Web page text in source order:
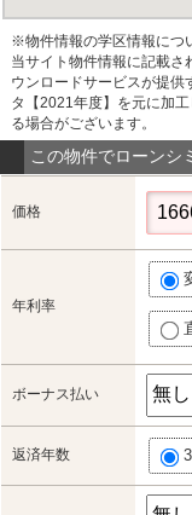
※物件情報の学区情報につ
当サイト物件情報に記載
ウンロードサービスが提
タ【2021年度】を元に加
る場合がございます。
この物件でローンシ
価格
年利率
ボーナス払い
返済年数